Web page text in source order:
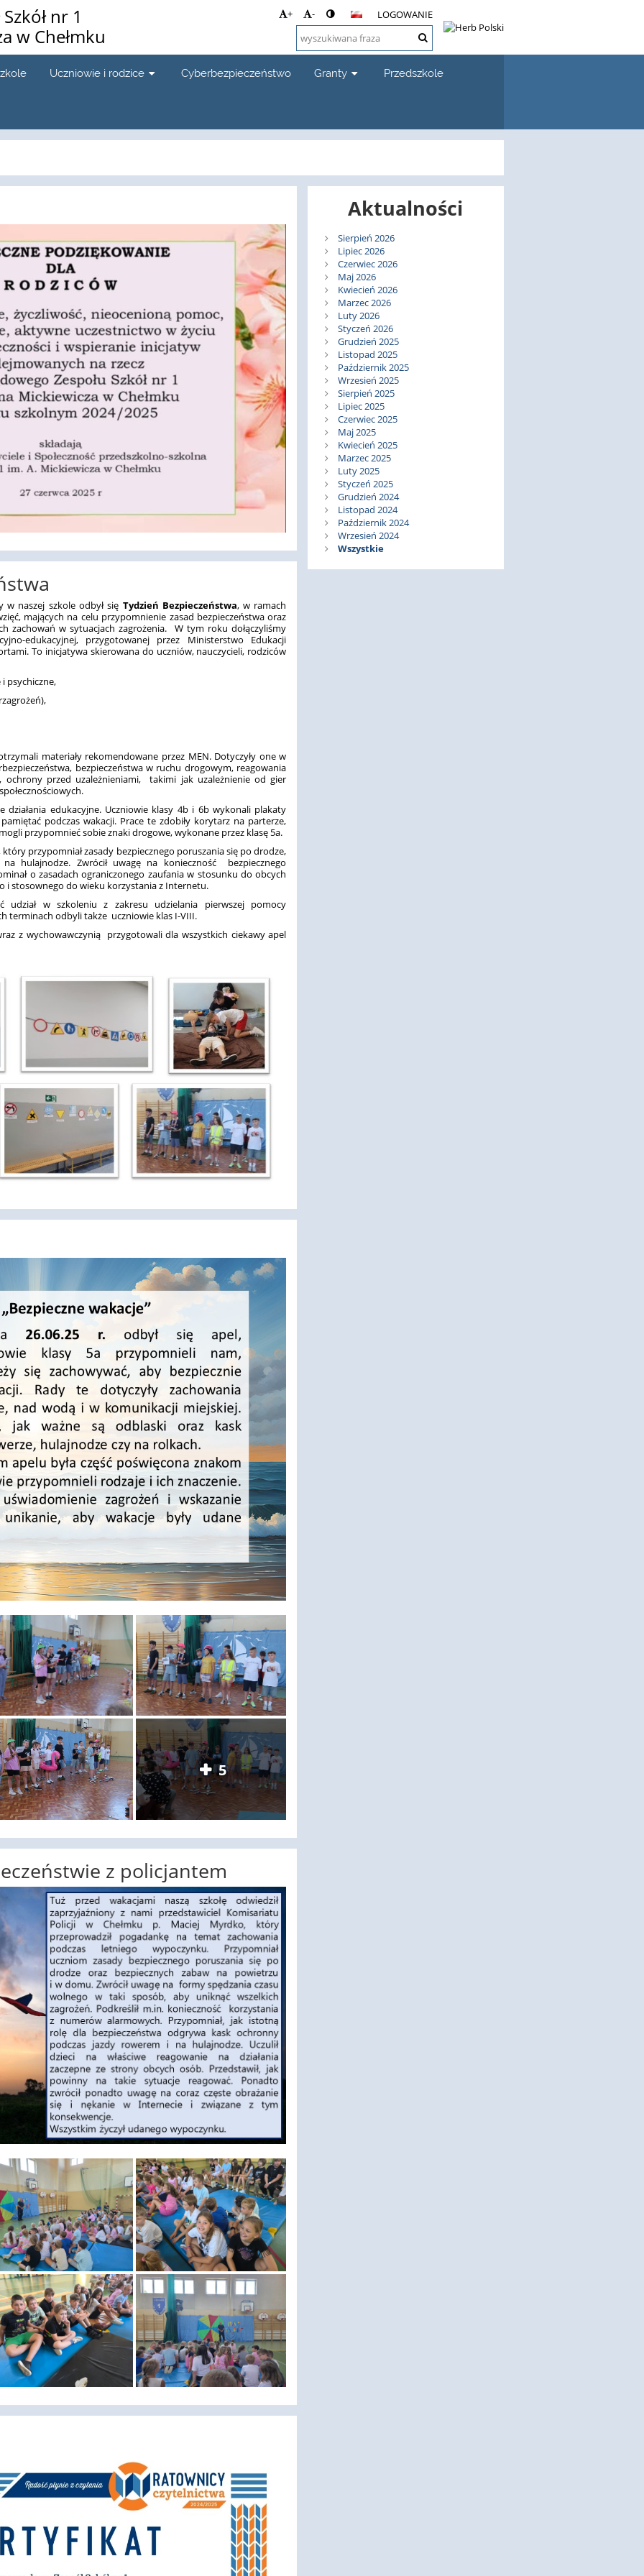
nr 1
w Chełmku
+ - LOGOWANIE
Uczniowie i rodzice Cyberbezpieczeństwo Granty Przedszkole
naszej szkole odbył się Tydzień Bezpieczeństwa, w ramach
mających na celu przypomnienie zasad bezpieczeństwa oraz
zachowań w sytuacjach zagrożenia. W tym roku dołączyliśmy
edukacyjnej, przygotowanej przez Ministerstwo Edukacji
To inicjatywa skierowana do uczniów, nauczycieli, rodziców
psychiczne,
materiały rekomendowane przez MEN. Dotyczyły one w
bezpieczeństwa w ruchu drogowym, reagowania
ochrony przed uzależnieniami, takimi jak uzależnienie od gier
działania edukacyjne. Uczniowie klasy 4b i 6b wykonali plakaty
podczas wakacji. Prace te zdobiły korytarz na parterze,
przypomnieć sobie znaki drogowe, wykonane przez klasę 5a.
przypomniał zasady bezpiecznego poruszania się po drodze,
hulajnodze. Zwrócił uwagę na konieczność bezpiecznego
o zasadach ograniczonego zaufania w stosunku do obcych
i stosownego do wieku korzystania z Internetu.
udział w szkoleniu z zakresu udzielania pierwszej pomocy
terminach odbyli także uczniowie klas I-VIII.
z wychowawczynią przygotowali dla wszystkich ciekawy apel
5
z policjantem
Aktualności
Sierpień 2026
Lipiec 2026
Czerwiec 2026
Maj 2026
Kwiecień 2026
Marzec 2026
Luty 2026
Styczeń 2026
Grudzień 2025
Listopad 2025
Październik 2025
Wrzesień 2025
Sierpień 2025
Lipiec 2025
Czerwiec 2025
Maj 2025
Kwiecień 2025
Marzec 2025
Luty 2025
Styczeń 2025
Grudzień 2024
Listopad 2024
Październik 2024
Wrzesień 2024
Wszystkie